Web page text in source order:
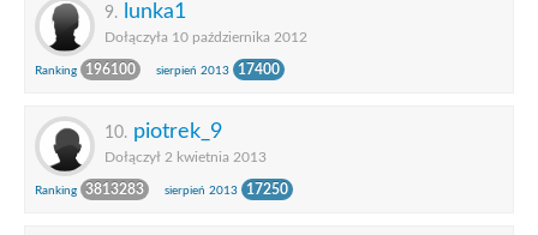
9. lunka1
Dołączyła 10 października 2012
Ranking 196100 sierpień 2013 17400
10. piotrek_9
Dołączył 2 kwietnia 2013
Ranking 3813283 sierpień 2013 17250